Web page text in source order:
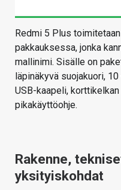
Redmi 5 Plus
pakkauksessa, jonka
mallinimi. Sisälle on
läpinäkyvä suojakuori,
USB-kaapeli,
pikakäyttöohje.
Rakenne,
yksityiskohdat